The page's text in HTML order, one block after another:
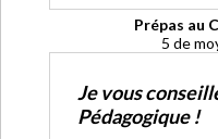
Prépas au
5 de
Je vous
Pédagogique !